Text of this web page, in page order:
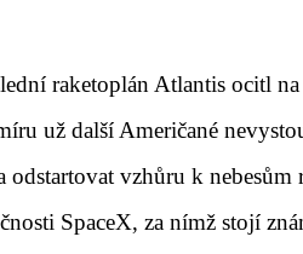
raketoplán Atlantis ocitl
už další Američané
vzhůru k nebesům
SpaceX, za nímž stojí